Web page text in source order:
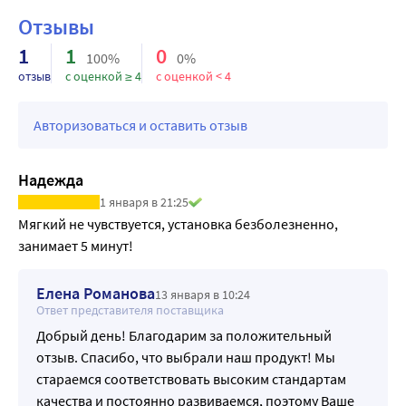
антисептиком, предпочтительно с использованием
альдегидсодержащих растворов.
Отзывы
1
отзыв
1 100%
с оценкой ≥ 4
0 0%
с оценкой < 4
Авторизоваться и оставить отзыв
Надежда
1 января в 21:25
Мягкий не чувствуется, установка безболезненно,
занимает 5 минут!
Елена Романова13 января в 10:24
Ответ представителя поставщика
Добрый день! Благодарим за положительный
отзыв. Спасибо, что выбрали наш продукт! Мы
стараемся соответствовать высоким стандартам
качества и постоянно развиваемся, поэтому Ваше